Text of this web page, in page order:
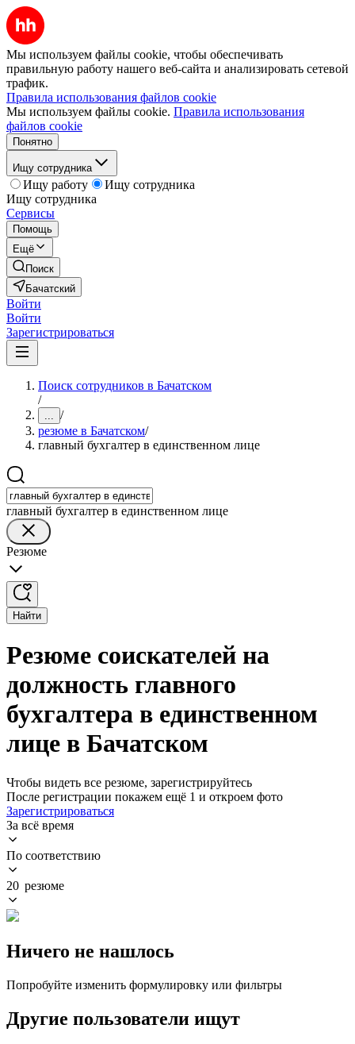
Мы используем файлы cookie, чтобы обеспечивать
правильную работу нашего веб-сайта и анализировать сетевой
трафик.
Правила использования файлов cookie
Мы используем файлы cookie. Правила использования
файлов cookie
Понятно
Ищу сотрудника
Ищу работу
Ищу сотрудника
Ищу сотрудника
Сервисы
Помощь
Ещё
Поиск
Бачатский
Войти
Войти
Зарегистрироваться
Поиск сотрудников в Бачатском
/
... /
резюме в Бачатском/
главный бухгалтер в единственном лице
главный бухгалтер в единственном лице
Резюме
Найти
Резюме соискателей на
должность главного
бухгалтера в единственном
лице в Бачатском
Чтобы видеть все резюме, зарегистрируйтесь
После регистрации покажем ещё 1 и откроем фото
Зарегистрироваться
За всё время
По соответствию
20 резюме
Ничего не нашлось
Попробуйте изменить формулировку или фильтры
Другие пользователи ищут